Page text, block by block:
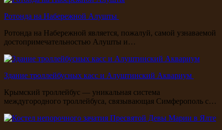
Ротонда на Набережной Алушты
Ротонда на Набережной является, пожалуй, самой узнаваемой
достопримечательностью Алушты и…
Здание троллейбусных касс и Алуштинский Аквариум
Крымский троллейбус — уникальная система
междугородного троллейбуса, связывающая Симферополь с…